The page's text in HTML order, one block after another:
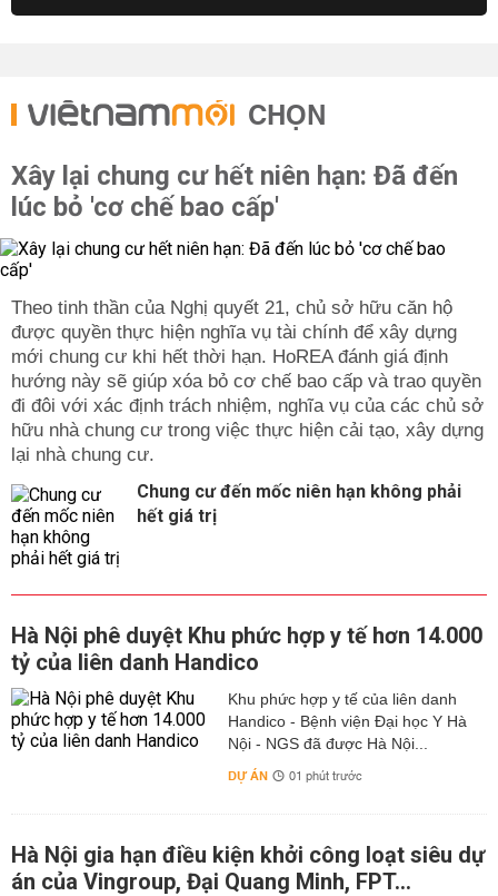
CHỌN
Xây lại chung cư hết niên hạn: Đã đến
lúc bỏ 'cơ chế bao cấp'
Theo tinh thần của Nghị quyết 21, chủ sở hữu căn hộ
được quyền thực hiện nghĩa vụ tài chính để xây dựng
mới chung cư khi hết thời hạn. HoREA đánh giá định
hướng này sẽ giúp xóa bỏ cơ chế bao cấp và trao quyền
đi đôi với xác định trách nhiệm, nghĩa vụ của các chủ sở
hữu nhà chung cư trong việc thực hiện cải tạo, xây dựng
lại nhà chung cư.
Chung cư đến mốc niên hạn không phải
hết giá trị
Hà Nội phê duyệt Khu phức hợp y tế hơn 14.000
tỷ của liên danh Handico
Khu phức hợp y tế của liên danh
Handico - Bệnh viện Đại học Y Hà
Nội - NGS đã được Hà Nội...
DỰ ÁN 01 phút trước
Hà Nội gia hạn điều kiện khởi công loạt siêu dự
án của Vingroup, Đại Quang Minh, FPT...